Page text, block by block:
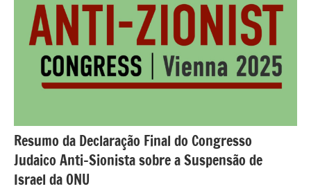
Resumo da Declaração Final do Congresso
Judaico Anti-Sionista sobre a Suspensão de
Israel da ONU